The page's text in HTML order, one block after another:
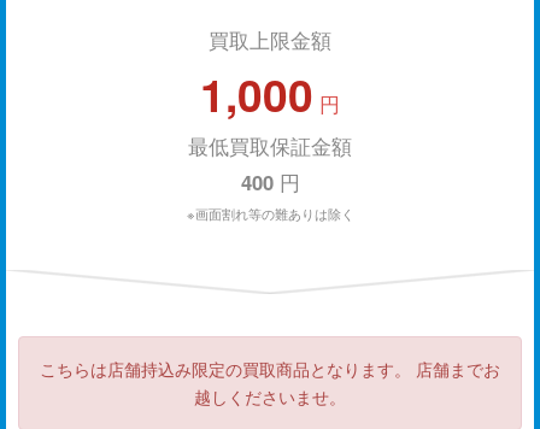
買取上限金額
1,000 円
最低買取保証金額
400円
※画面割れ等の難ありは除く
こちらは店舗持込み限定の買取商品となります。 店舗までお
越しくださいませ。